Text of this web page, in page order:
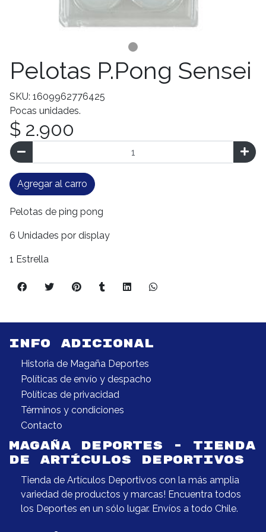
Pelotas P.Pong Sensei
SKU: 1609962776425
Pocas unidades.
$ 2.900
Agregar al carro
Pelotas de ping pong
6 Unidades por display
1 Estrella
INFO ADICIONAL
Historia de Magaña Deportes
Políticas de envío y despacho
Políticas de privacidad
Términos y condiciones
Contacto
MAGAÑA DEPORTES - TIENDA
DE ARTÍCULOS DEPORTIVOS
Tienda de Artículos Deportivos con la más amplia
variedad de productos y marcas! Encuentra todos
los Deportes en un sólo lugar. Envíos a todo Chile.